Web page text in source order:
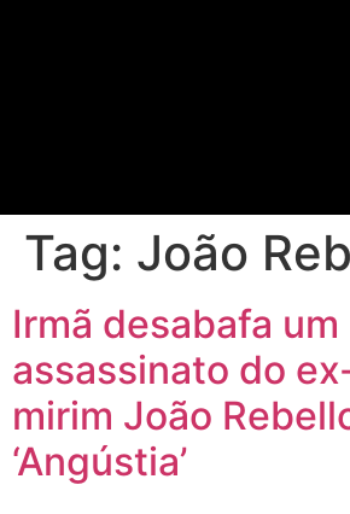
Tag: João
Irmã desabafa
assassinato do
mirim João
‘Angústia’